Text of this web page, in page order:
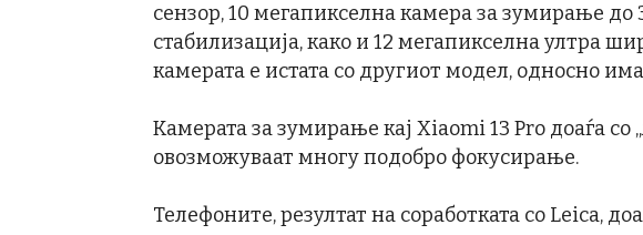
сензор, 10 мегапикселна камера за зумирање до
стабилизација, како и 12 мегапикселна ултра
камерата е истата со другиот модел, односно
Камерата за зумирање кај Xiaomi 13 Pro доаѓа со
овозможуваат многу подобро фокусирање.
Телефоните, резултат на соработката со Leica,